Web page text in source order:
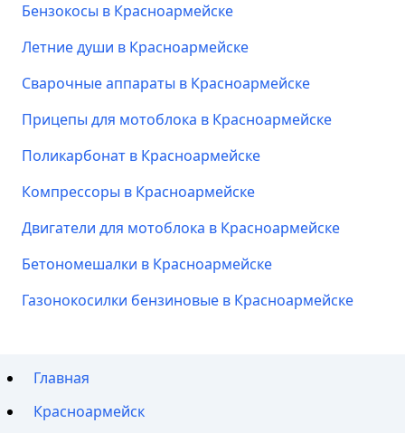
Бензокосы в Красноармейске
Летние души в Красноармейске
Сварочные аппараты в Красноармейске
Прицепы для мотоблока в Красноармейске
Поликарбонат в Красноармейске
Компрессоры в Красноармейске
Двигатели для мотоблока в Красноармейске
Бетономешалки в Красноармейске
Газонокосилки бензиновые в Красноармейске
Главная
Красноармейск